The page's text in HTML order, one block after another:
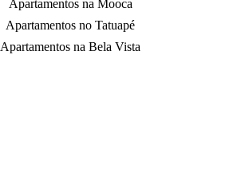
Apartamentos na Mooca
Apartamentos no Tatuapé
Apartamentos na Bela Vista